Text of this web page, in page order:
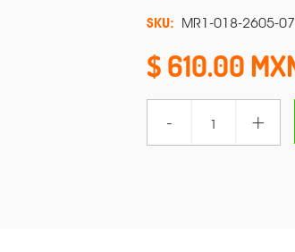
SKU: MR1-018-2605-07
610.00
- +